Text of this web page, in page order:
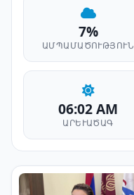
7%
ԱՄՊԱՄԱԾՈՒԹՅՈՒՆ
06:02 AM
ԱՐԵՒԱԾԱԳ